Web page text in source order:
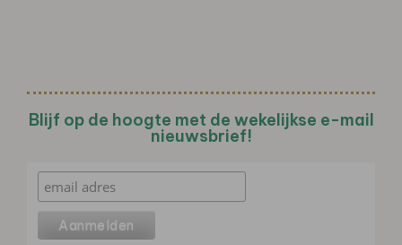
Blijf op de hoogte met de wekelijkse e-mail
nieuwsbrief!